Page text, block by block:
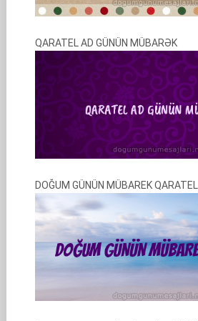
QARATEL AD GÜNÜN MÜBARƏK
DOĞUM GÜNÜN MÜBAREK QARATEL